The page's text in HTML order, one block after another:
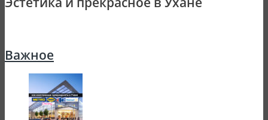
Важное